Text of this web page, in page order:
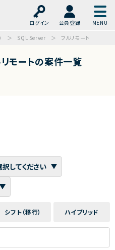
ログイン
会員登録
SQL Server フルリモート
モートの案件一覧
シフト（移行） ハイブリッド